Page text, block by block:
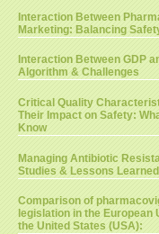
Interaction Between
Marketing: Balancing
Interaction Between GDP
Algorithm & Challenges
Critical Quality
Their Impact on Safety:
Know
Managing Antibiotic
Studies & Lessons Learned
Comparison of
legislation in the European
the United States (USA):